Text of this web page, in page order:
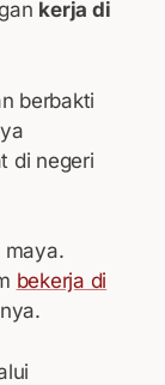
kerja di
berbakti
di negeri
maya.
bekerja di